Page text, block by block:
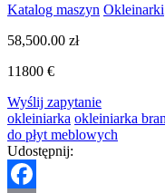
Katalog maszyn Okleinarki
58,500.00 zł
11800 €
Wyślij zapytanie
okleiniarka okleiniarka
do płyt meblowych
Udostępnij: